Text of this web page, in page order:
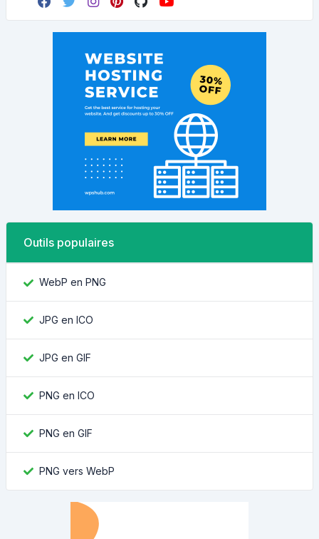
Outils populaires
WebP en PNG
JPG en ICO
JPG en GIF
PNG en ICO
PNG en GIF
PNG vers WebP